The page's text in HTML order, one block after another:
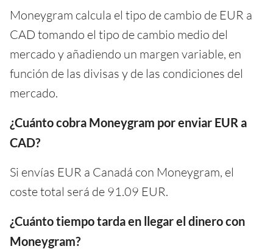
Moneygram calcula el tipo de cambio de EUR a
CAD tomando el tipo de cambio medio del
mercado y añadiendo un margen variable, en
función de las divisas y de las condiciones del
mercado.
¿Cuánto cobra Moneygram por enviar EUR a
CAD?
Si envías EUR a Canadá con Moneygram, el
coste total será de 91.09 EUR.
¿Cuánto tiempo tarda en llegar el dinero con
Moneygram?